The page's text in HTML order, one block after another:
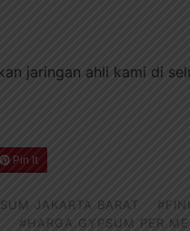
jaringan ahli kami di
Pin It
JAKARTA BARAT
#HARGA GYPSUM PER